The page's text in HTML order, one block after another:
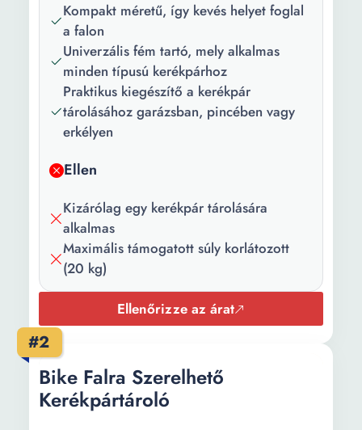
Kompakt méretű, így kevés helyet foglal
a falon
Univerzális fém tartó, mely alkalmas
minden típusú kerékpárhoz
Praktikus kiegészítő a kerékpár
tárolásához garázsban, pincében vagy
erkélyen
Ellen
Kizárólag egy kerékpár tárolására
alkalmas
Maximális támogatott súly korlátozott
(20 kg)
Ellenőrizze az árat
#2
Bike Falra Szerelhető
Kerékpártároló